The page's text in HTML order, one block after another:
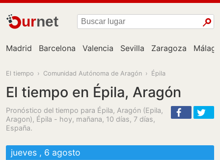
urnet
Madrid Barcelona Valencia Sevilla Zaragoza Málaga
El tiempo › Comunidad Autónoma de Aragón › Épila
El tiempo en Épila, Aragón
Pronóstico del tiempo para Épila, Aragón (Epila,
Aragon), Épila - hoy, mañana, 10 días, 7 días,
España.
jueves , 6 agosto